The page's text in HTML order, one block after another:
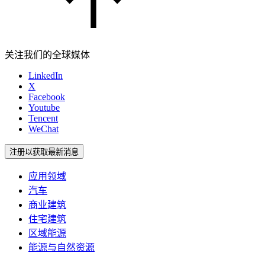
关注我们的全球媒体
LinkedIn
X
Facebook
Youtube
Tencent
WeChat
注册以获取最新消息
应用领域
汽车
商业建筑
住宅建筑
区域能源
能源与自然资源